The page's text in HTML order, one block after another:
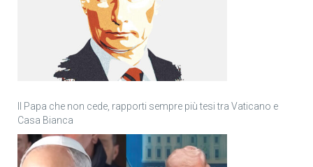
Il Papa che non cede, rapporti sempre più tesi tra Vaticano e
Casa Bianca